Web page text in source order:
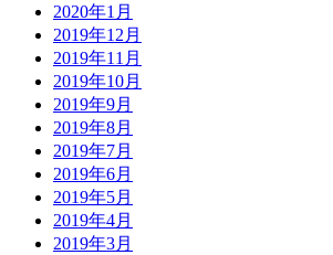
2020年1月
2019年12月
2019年11月
2019年10月
2019年9月
2019年8月
2019年7月
2019年6月
2019年5月
2019年4月
2019年3月